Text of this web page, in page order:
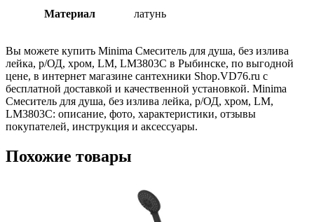
Материал латунь
Вы можете купить Minima Смеситель для душа, без излива
лейка, р/ОД, хром, LM, LM3803C в Рыбинске, по выгодной
цене, в интернет магазине сантехники Shop.VD76.ru с
бесплатной доставкой и качественной установкой. Minima
Смеситель для душа, без излива лейка, р/ОД, хром, LM,
LM3803C: описание, фото, характеристики, отзывы
покупателей, инструкция и аксессуары.
Похожие товары